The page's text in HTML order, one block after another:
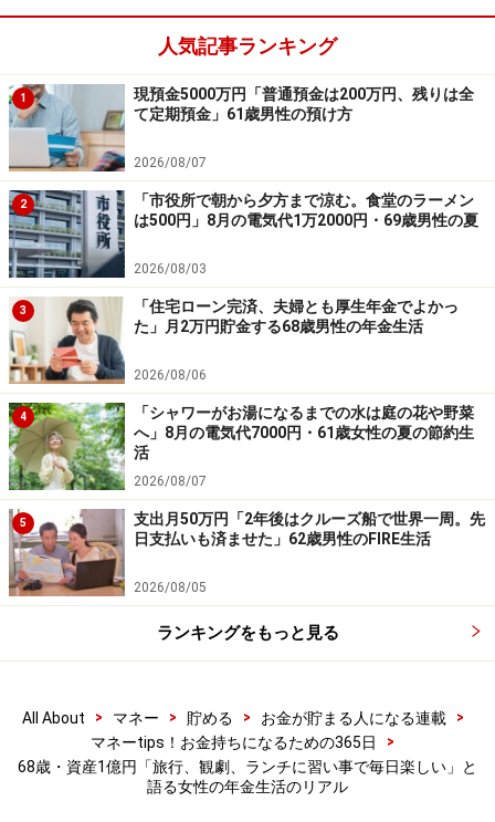
「将来施設に入ろうと考えているが……」
現役時代にもっとこうしておけばよかったことがある
か、との問いには「通勤に45年間1時間以上をかけ、と
にかく毎日時間がなく、子育ても常に早くしなさいが口
癖だった。出世よりも個人の生活をもっと大切にすれば
良かった」と振り返ります。
唯一の心配事と言えば「高齢の母を自宅で面倒みている
が自分達は将来施設に入ろうと考えている。それぞれの
年金だけでは足らないので預金を取り崩す事になると思
うと不安」とコメント。
いっぽうで「何をするにも何を買うにも躊躇せずにでき
る。旅行、観劇、ランチ、習い事などに誘われ毎日楽し
い。休暇を取りやすくなった夫との登山や麻雀も楽し
い。孫や娘に惜しみなくお金を使えるのも満足」と充実
した自由時間を過ごされているようでした。
※皆さんの年金エピソードを募集中です。エピソードの
採用で3000円分のAmazonギフト券をもれなくプレゼン
※本文カッコ内の回答者コメントは原文に準拠していま
す
※エピソードは投稿者の当時のものです。現在とはサー
人気記事ランキング
1
現預金5000万円「普通預金は200万円、残りは全
て定期預金」61歳男性の預け方
2026/08/07
2
「市役所で朝から夕方まで涼む。食堂のラーメン
は500円」8月の電気代1万2000円・69歳男性の夏
2026/08/03
3
「住宅ローン完済、夫婦とも厚生年金でよかっ
た」月2万円貯金する68歳男性の年金生活
2026/08/06
4
「シャワーがお湯になるまでの水は庭の花や野菜
へ」8月の電気代7000円・61歳女性の夏の節約生
活
2026/08/07
5
支出月50万円「2年後はクルーズ船で世界一周。先
日支払いも済ませた」62歳男性のFIRE生活
2026/08/05
ランキングをもっと見る
All About > マネー > 貯める > お金が貯まる人になる連載
>
マネーtips！お金持ちになるための365日
>
68歳・資産1億円「旅行、観劇、ランチに習い事で毎日楽しい」と
語る女性の年金生活のリアル